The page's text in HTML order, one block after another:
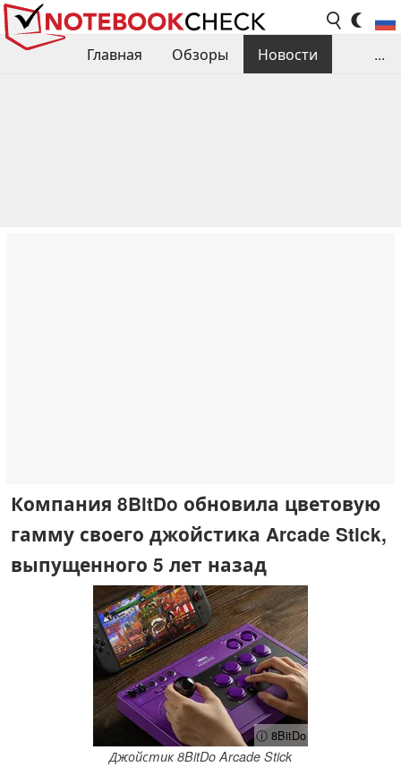
Главная Обзоры
Новости
...
Компания 8BitDo обновила цветовую
гамму своего джойстика Arcade Stick,
выпущенного 5 лет назад
ⓘ 8BitDo
Джойстик 8BitDo Arcade Stick